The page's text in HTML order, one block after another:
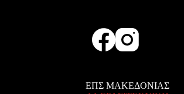
ΕΠΣ ΜΑΚΕΔΟΝΙΑΣ